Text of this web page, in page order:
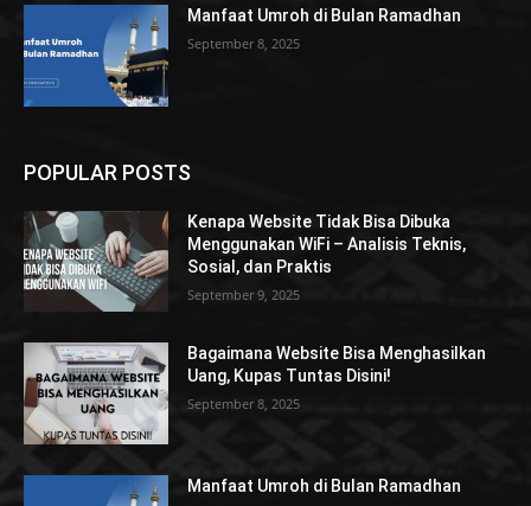
Manfaat Umroh di Bulan Ramadhan
September 8, 2025
POPULAR POSTS
Kenapa Website Tidak Bisa Dibuka
Menggunakan WiFi – Analisis Teknis,
Sosial, dan Praktis
September 9, 2025
Bagaimana Website Bisa Menghasilkan
Uang, Kupas Tuntas Disini!
September 8, 2025
Manfaat Umroh di Bulan Ramadhan